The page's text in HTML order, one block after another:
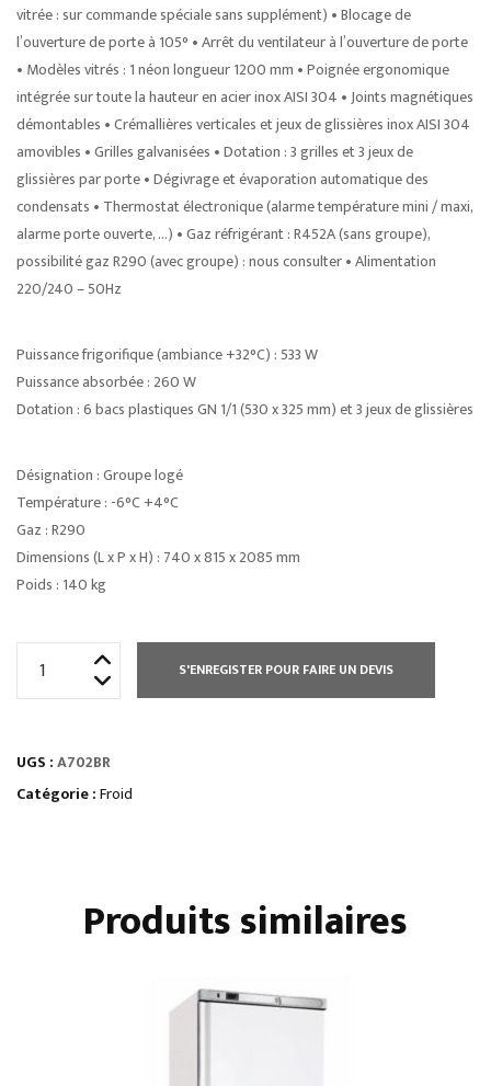
vitrée : sur commande spéciale sans supplément) • Blocage de
l’ouverture de porte à 105° • Arrêt du ventilateur à l’ouverture de porte
• Modèles vitrés : 1 néon longueur 1200 mm • Poignée ergonomique
intégrée sur toute la hauteur en acier inox AISI 304 • Joints magnétiques
démontables • Crémallières verticales et jeux de glissières inox AISI 304
amovibles • Grilles galvanisées • Dotation : 3 grilles et 3 jeux de
glissières par porte • Dégivrage et évaporation automatique des
condensats • Thermostat électronique (alarme température mini / maxi,
alarme porte ouverte, …) • Gaz réfrigérant : R452A (sans groupe),
possibilité gaz R290 (avec groupe) : nous consulter • Alimentation
220/240 – 50Hz
Puissance frigorifique (ambiance +32°C) : 533 W
Puissance absorbée : 260 W
Dotation : 6 bacs plastiques GN 1/1 (530 x 325 mm) et 3 jeux de glissières
Désignation : Groupe logé
Température : -6°C +4°C
Gaz : R290
Dimensions (L x P x H) : 740 x 815 x 2085 mm
Poids : 140 kg
L
NEGATIVE
PORTILLONS
S'ENREGISTER POUR FAIRE UN DEVIS
UGS :A702BR
Catégorie :Froid
Produits similaires